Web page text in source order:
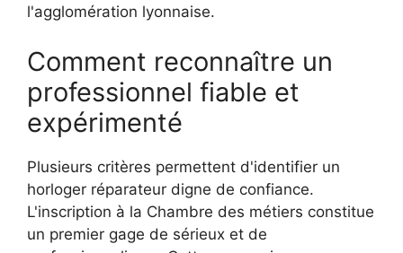
l'agglomération lyonnaise.
Comment reconnaître un
professionnel fiable et
expérimenté
Plusieurs critères permettent d'identifier un
horloger réparateur digne de confiance.
L'inscription à la Chambre des métiers constitue
un premier gage de sérieux et de